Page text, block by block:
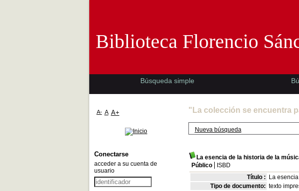
"La colección se encuentra
Nueva búsqueda
La esencia de la historia de la
Público
ISBD
Título :
La
Tipo de documento: texto
Biblioteca Florencio
Búsqueda simple
A- A A+
Conectarse
acceder a su cuenta de
usuario